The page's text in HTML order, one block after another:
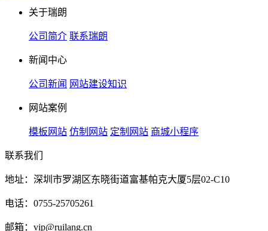
关于瑞朗
公司简介 联系瑞朗
新闻中心
公司新闻 网站建设知识
网站案例
模板网站 仿制网站 定制网站 商城小程序
联系我们
地址：深圳市罗湖区东晓街道富基帕克大厦5层02-C10
电话：0755-25705261
邮箱：vip@ruilang.cn